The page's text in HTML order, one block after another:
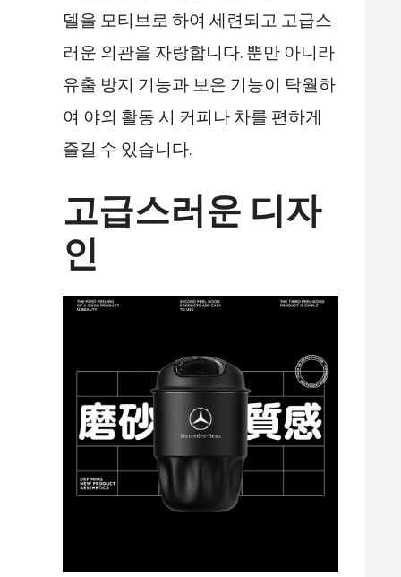
델을 모티브로 하여 세련되고 고급스
러운 외관을 자랑합니다. 뿐만 아니라
유출 방지 기능과 보온 기능이 탁월하
여 야외 활동 시 커피나 차를 편하게
즐길 수 있습니다.
고급스러운 디자
인